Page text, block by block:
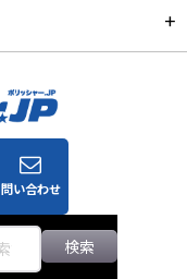
問い合わせ
検索